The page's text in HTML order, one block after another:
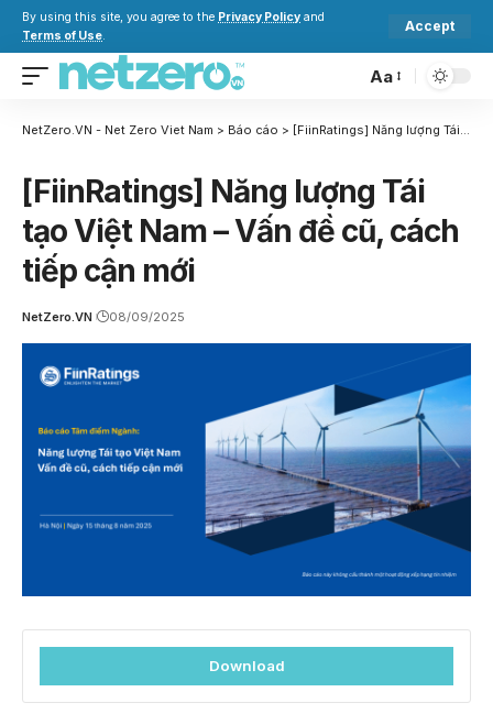
By using this site, you agree to the Privacy Policy and
Terms of Use.
Accept
Aa
NetZero.VN - Net Zero Viet Nam > Báo cáo > [FiinRatings] Năng lượng Tái tạo Việt Nam – Vấn đề cũ, cách tiếp cận mới
[FiinRatings] Năng lượng Tái
tạo Việt Nam – Vấn đề cũ, cách
tiếp cận mới
NetZero.VN 08/09/2025
Download